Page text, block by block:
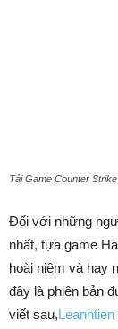
Tải Game Counter
Đối với những
nhất, tựa game
hoài niệm và hay
đây là phiên bản
viết sau,Leanhtien